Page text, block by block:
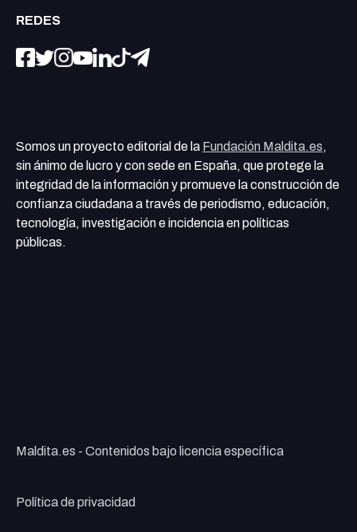
REDES
Somos un proyecto editorial de la Fundación Maldita.es,
sin ánimo de lucro y con sede en España, que protege la
integridad de la información y promueve la construcción de
confianza ciudadana a través de periodismo, educación,
tecnología, investigación e incidencia en políticas
públicas.
Maldita.es - Contenidos bajo licencia específica
Política de privacidad